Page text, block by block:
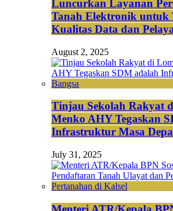
Luncurkan Layanan
Tanah Elektronik untuk
Kualitas Data dan
August 2, 2025
Tinjau Sekolah Rakyat
Menko AHY Tegaskan
Infrastruktur Masa
July 31, 2025